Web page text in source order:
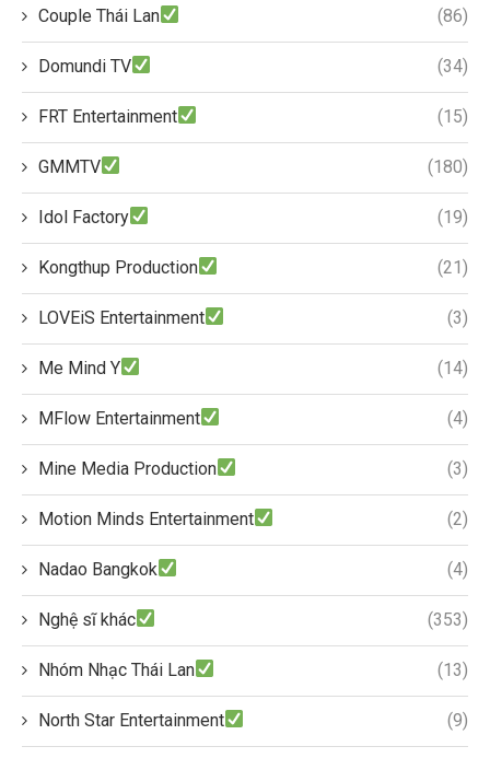
Couple Thái Lan (86)
Domundi TV (34)
FRT Entertainment (15)
GMMTV (180)
Idol Factory (19)
Kongthup Production (21)
LOVEiS Entertainment (3)
Me Mind Y (14)
MFlow Entertainment (4)
Mine Media Production (3)
Motion Minds Entertainment (2)
Nadao Bangkok (4)
Nghệ sĩ khác (353)
Nhóm Nhạc Thái Lan (13)
North Star Entertainment (9)